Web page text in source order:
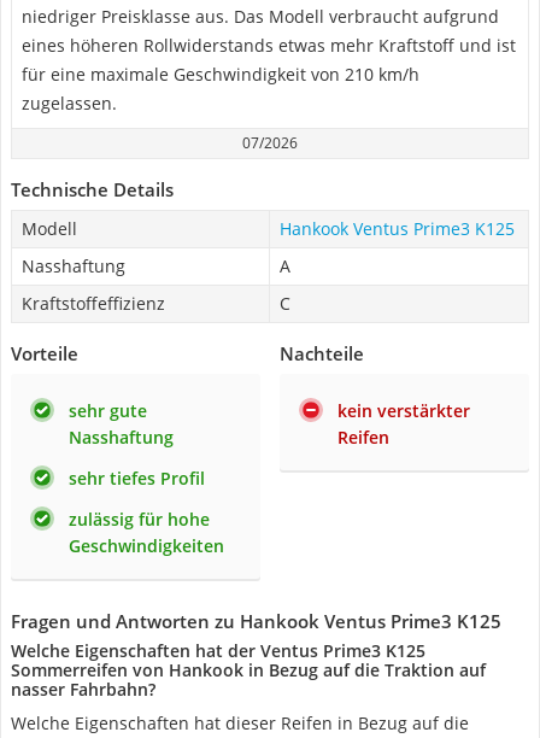
niedriger Preisklasse aus. Das Modell verbraucht aufgrund
eines höheren Rollwiderstands etwas mehr Kraftstoff und ist
für eine maximale Geschwindigkeit von 210 km/h
zugelassen.
07/2026
Technische Details
Modell
Hankook Ventus Prime3 K125
Nasshaftung
A
Kraftstoffeffizienz
C
Vorteile
sehr gute
Nasshaftung
sehr tiefes Profil
zulässig für hohe
Geschwindigkeiten
Nachteile
kein verstärkter
Reifen
Fragen und Antworten zu Hankook Ventus Prime3 K125
Welche Eigenschaften hat der Ventus Prime3 K125
Sommerreifen von Hankook in Bezug auf die Traktion auf
nasser Fahrbahn?
Welche Eigenschaften hat dieser Reifen in Bezug auf die